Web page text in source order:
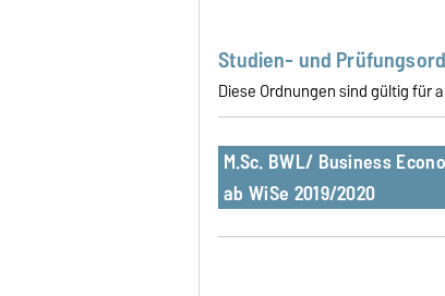
Studien- und
Diese Ordnungen sind gültig für
M.Sc. BWL/ Business
ab WiSe 2019/2020